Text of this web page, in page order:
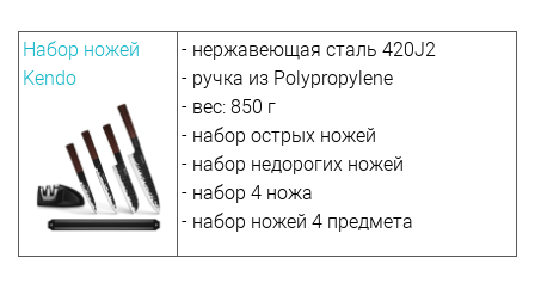
Набор ножей
Kendo
- нержавеющая сталь 420J2
- ручка из Polypropylene
- вес: 850 г
- набор острых ножей
- набор недорогих ножей
- набор 4 ножа
- набор ножей 4 предмета